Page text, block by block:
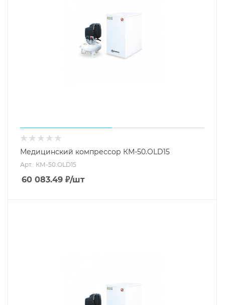
Медицинский компрессор КМ-50.OLD15
Арт.: КМ-50.OLD15
60 083.49 ₽/шт